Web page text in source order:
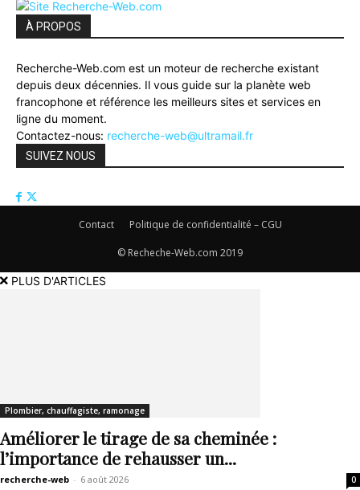
À PROPOS
Recherche-Web.com est un moteur de recherche existant
depuis deux décennies. Il vous guide sur la planète web
francophone et référence les meilleurs sites et services en
ligne du moment.
Contactez-nous: recherche-web@ultramail.fr
SUIVEZ NOUS
Contact Politique de confidentialité – CGU
© Recheche-Web.com 2019
PLUS D'ARTICLES
Plombier, chauffagiste, ramonage
Améliorer le tirage de sa cheminée :
l’importance de rehausser un...
recherche-web - 6 août 2026 0